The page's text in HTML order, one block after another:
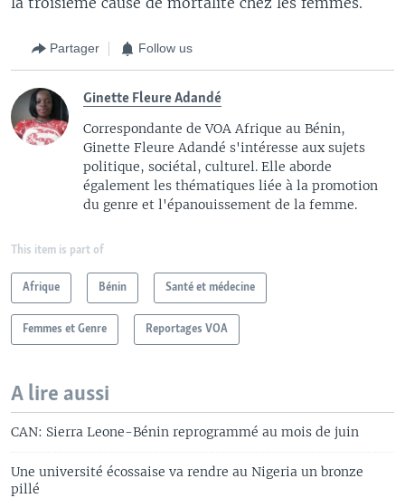
Partager Follow us
Ginette Fleure Adandé
Correspondante de VOA Afrique au Bénin,
Ginette Fleure Adandé s'intéresse aux sujets
politique, sociétal, culturel. Elle aborde
également les thématiques liée à la promotion
du genre et l'épanouissement de la femme.
This item is part of
Afrique Bénin Santé et médecine
Femmes et Genre Reportages VOA
A lire aussi
CAN: Sierra Leone-Bénin reprogrammé au mois de juin
Une université écossaise va rendre au Nigeria un bronze
pillé